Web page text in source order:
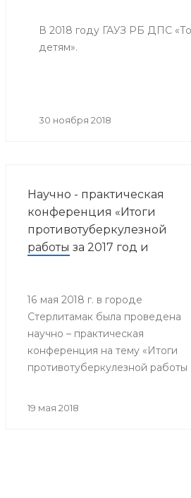
В 2018 году ГАУЗ РБ ДПС
детям».
30 ноября 2018
Научно - практическая
конференция «Итоги
противотуберкулезной
работы за 2017 год и
противотуберкулезной
помощи населению
Республики Башкортостан»
16 мая 2018 г. в городе
Стерлитамак была проведена
научно – практическая
конференция на тему «Итоги
противотуберкулезной работы
19 мая 2018